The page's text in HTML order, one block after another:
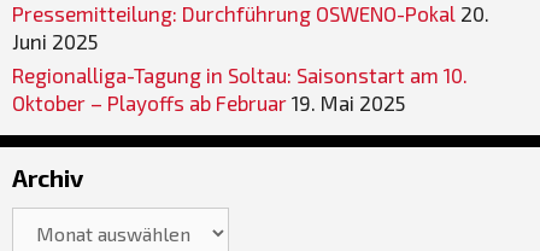
Pressemitteilung: Durchführung OSWENO-Pokal 20.
Juni 2025
Regionalliga-Tagung in Soltau: Saisonstart am 10.
Oktober – Playoffs ab Februar 19. Mai 2025
Archiv